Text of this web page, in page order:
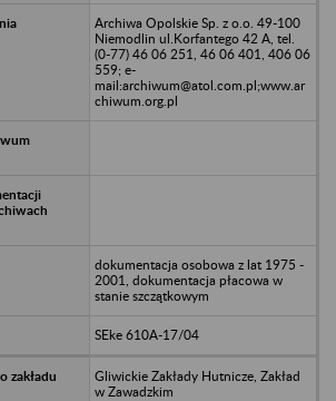
Archiwa Opolskie Sp. z o.o. 49-100
Niemodlin ul.Korfantego 42 A, tel.
(0-77) 46 06 251, 46 06 401, 406 06
559; e-
mail:archiwum@atol.com.pl;www.ar
chiwum.org.pl
dokumentacja osobowa z lat 1975 -
2001, dokumentacja płacowa w
stanie szczątkowym
SEke 610A-17/04
Gliwickie Zakłady Hutnicze, Zakład
w Zawadzkim